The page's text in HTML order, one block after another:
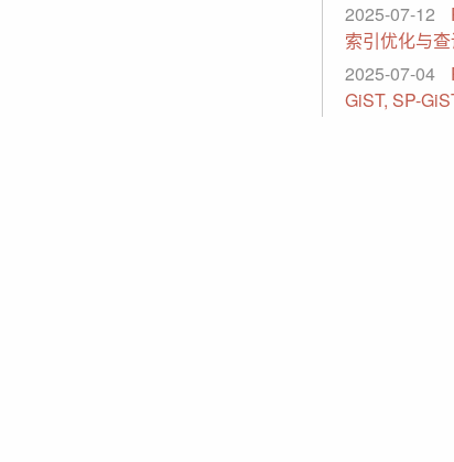
2025-07-12
索引优化与
2025-07-04
GiST, SP-